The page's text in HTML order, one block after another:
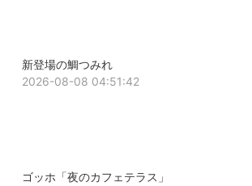
新登場の鯛つみれ
2026-08-08 04:51:42
ゴッホ「夜のカフェテラス」